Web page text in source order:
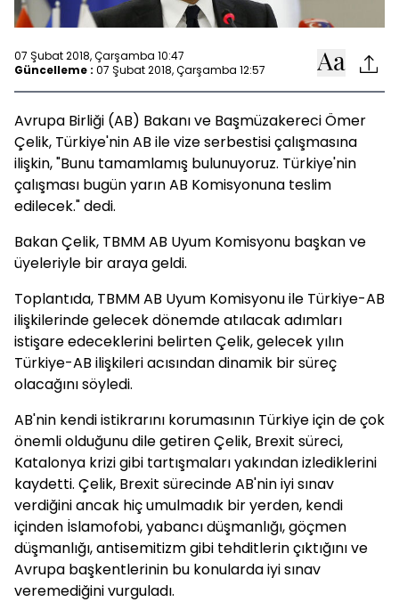
07 Şubat 2018, Çarşamba 10:47
Güncelleme : 07 Şubat 2018, Çarşamba 12:57
Avrupa Birliği (AB) Bakanı ve Başmüzakereci Ömer
Çelik, Türkiye'nin AB ile vize serbestisi çalışmasına
ilişkin, "Bunu tamamlamış bulunuyoruz. Türkiye'nin
çalışması bugün yarın AB Komisyonuna teslim
edilecek." dedi.
Bakan Çelik, TBMM AB Uyum Komisyonu başkan ve
üyeleriyle bir araya geldi.
Toplantıda, TBMM AB Uyum Komisyonu ile Türkiye-AB
ilişkilerinde gelecek dönemde atılacak adımları
istişare edeceklerini belirten Çelik, gelecek yılın
Türkiye-AB ilişkileri acısından dinamik bir süreç
olacağını söyledi.
AB'nin kendi istikrarını korumasının Türkiye için de çok
önemli olduğunu dile getiren Çelik, Brexit süreci,
Katalonya krizi gibi tartışmaları yakından izlediklerini
kaydetti. Çelik, Brexit sürecinde AB'nin iyi sınav
verdiğini ancak hiç umulmadık bir yerden, kendi
içinden İslamofobi, yabancı düşmanlığı, göçmen
düşmanlığı, antisemitizm gibi tehditlerin çıktığını ve
Avrupa başkentlerinin bu konularda iyi sınav
veremediğini vurguladı.